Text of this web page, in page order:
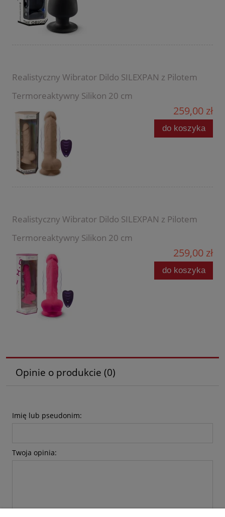
Realistyczny Wibrator Dildo SILEXPAN z Pilotem
Termoreaktywny Silikon 20 cm
259,00 zł
do koszyka
Realistyczny Wibrator Dildo SILEXPAN z Pilotem
Termoreaktywny Silikon 20 cm
259,00 zł
do koszyka
Opinie o produkcie (0)
Imię lub pseudonim:
Twoja opinia: